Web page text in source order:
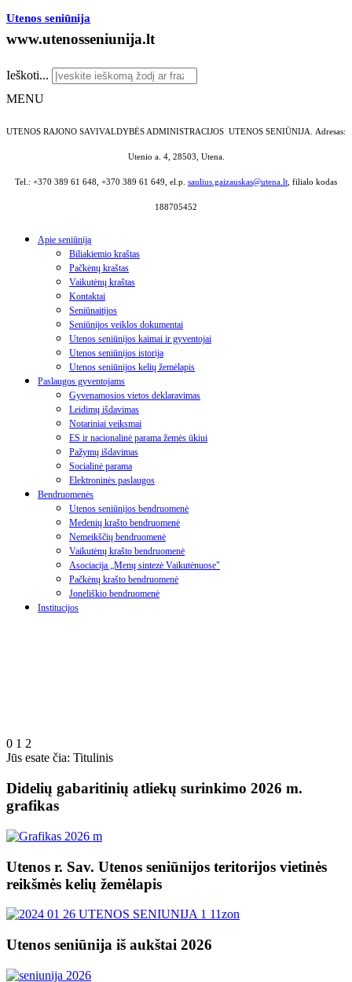
Utenos seniūnija
www.utenosseniunija.lt
Ieškoti...
MENU
UTENOS RAJONO SAVIVALDYBĖS ADMINISTRACIJOS UTENOS SENIŪNIJA. Adresas:
Utenio a. 4, 28503, Utena.
Tel.: +370 389 61 648, +370 389 61 649, el.p. saulius.gaizauskas@utena.lt, filialo kodas
188705452
Apie seniūniją
Biliakiemio kraštas
Pačkėnų kraštas
Vaikutėnų kraštas
Kontaktai
Seniūnaitijos
Seniūnijos veiklos dokumentai
Utenos seniūnijos kaimai ir gyventojai
Utenos seniūnijos istorija
Utenos seniūnijos kelių žemėlapis
Paslaugos gyventojams
Gyvenamosios vietos deklaravimas
Leidimų išdavimas
Notariniai veiksmai
ES ir nacionalinė parama žemės ūkiui
Pažymų išdavimas
Socialinė parama
Elektroninės paslaugos
Bendruomenės
Utenos seniūnijos bendruomenė
Medenių krašto bendruomenė
Nemeikščių bendruomenė
Vaikutėnų krašto bendruomenė
Asociacija „Menų sintezė Vaikutėnuose"
Pačkėnų krašto bendruomenė
Joneliškio bendruomenė
Institucijos
0 1 2
Jūs esate čia: Titulinis
Didelių gabaritinių atliekų surinkimo 2026 m.
grafikas
Utenos r. Sav. Utenos seniūnijos teritorijos vietinės
reikšmės kelių žemėlapis
Utenos seniūnija iš aukštai 2026